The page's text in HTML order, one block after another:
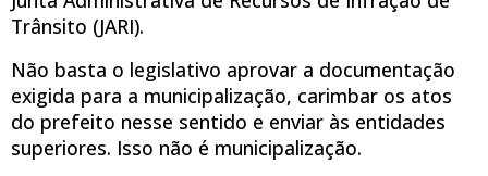
Trânsito (JARI).
Não basta o legislativo aprovar a documentação
exigida para a municipalização, carimbar os atos
do prefeito nesse sentido e enviar às entidades
superiores. Isso não é municipalização.